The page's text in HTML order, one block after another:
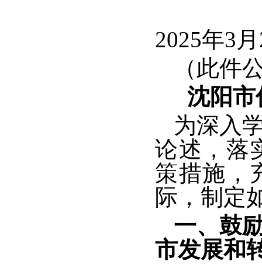
2025年3
（此件
沈阳市
为深入
论述，落
策措施，
际，制定
一、鼓
市发展和